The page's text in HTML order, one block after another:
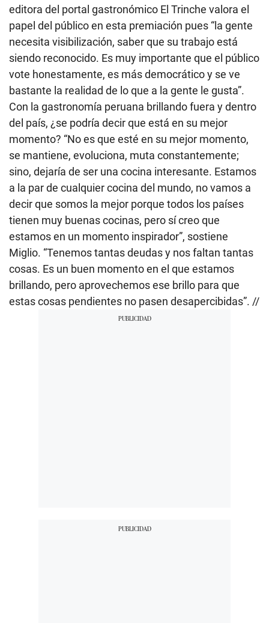
editora del portal gastronómico El Trinche valora el
papel del público en esta premiación pues “la gente
necesita visibilización, saber que su trabajo está
siendo reconocido. Es muy importante que el público
vote honestamente, es más democrático y se ve
bastante la realidad de lo que a la gente le gusta”.
Con la gastronomía peruana brillando fuera y dentro
del país, ¿se podría decir que está en su mejor
momento? “No es que esté en su mejor momento,
se mantiene, evoluciona, muta constantemente;
sino, dejaría de ser una cocina interesante. Estamos
a la par de cualquier cocina del mundo, no vamos a
decir que somos la mejor porque todos los países
tienen muy buenas cocinas, pero sí creo que
estamos en un momento inspirador”, sostiene
Miglio. “Tenemos tantas deudas y nos faltan tantas
cosas. Es un buen momento en el que estamos
brillando, pero aprovechemos ese brillo para que
estas cosas pendientes no pasen desapercibidas”. //